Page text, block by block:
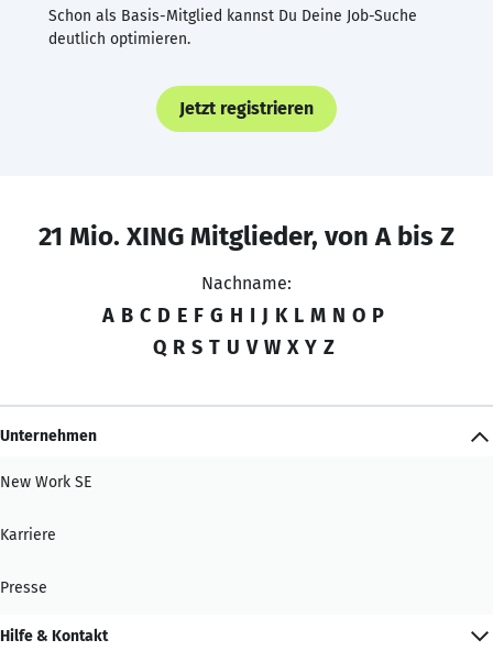
Schon als Basis-Mitglied kannst Du Deine Job-Suche
deutlich optimieren.
Jetzt registrieren
21 Mio. XING Mitglieder, von A bis Z
Nachname:
A B C D E F G H I J K L M N O P
Q R S T U V W X Y Z
Unternehmen
New Work SE
Karriere
Presse
Hilfe & Kontakt